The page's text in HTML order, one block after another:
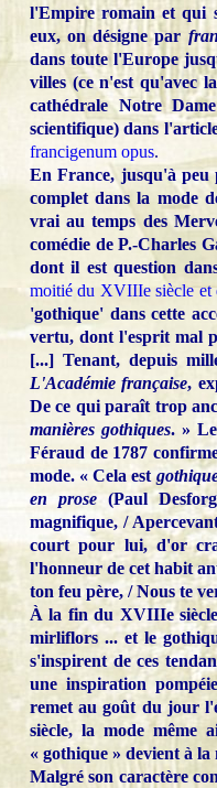
l'Empire romain et qui
eux, on désigne par
dans toute l'Europe
villes (ce n'est qu'avec
cathédrale Notre
scientifique) dans
francigenum opus.
En France, jusqu'à peu
complet dans la mode
vrai au temps des
comédie de P.-Charles
dont il est question
moitié du XVIIIe siècle et
'gothique' dans cette
vertu, dont l'esprit mal
[...] Tenant, depuis
L'Académie française,
De ce qui paraît trop
manières gothiques. »
Féraud de 1787
mode. « Cela est
en prose(Paul
magnifique, /
court pour lui, d'or
l'honneur de cet habit
ton feu père, / Nous te
À la fin du XVIIIe
mirliflors ... et le
s'inspirent de ces
une inspiration
remet au goût du jour
siècle, la mode même
« gothique » devient à
Malgré son caractère